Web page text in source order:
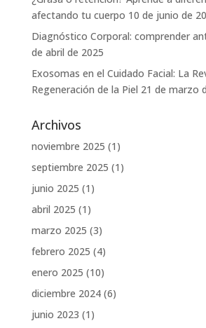
afectando tu cuerpo 10 de junio de
Diagnóstico Corporal: comprender
de abril de 2025
Exosomas en el Cuidado Facial: La
Regeneración de la Piel 21 de marzo
Archivos
noviembre 2025 (1)
septiembre 2025 (1)
junio 2025 (1)
abril 2025 (1)
marzo 2025 (3)
febrero 2025 (4)
enero 2025 (10)
diciembre 2024(6)
junio 2023 (1)